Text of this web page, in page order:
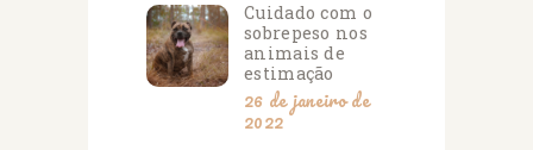
Cuidado com o
sobrepeso nos
animais de
estimação
26 de janeiro de
2022